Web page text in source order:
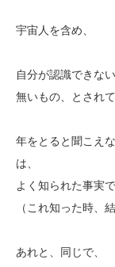
宇宙人を含め、
自分が認識できな
無いもの、とされて
年をとると聞こえ
は、
よく知られた事実で
（これ知った時、
あれと、同じで、